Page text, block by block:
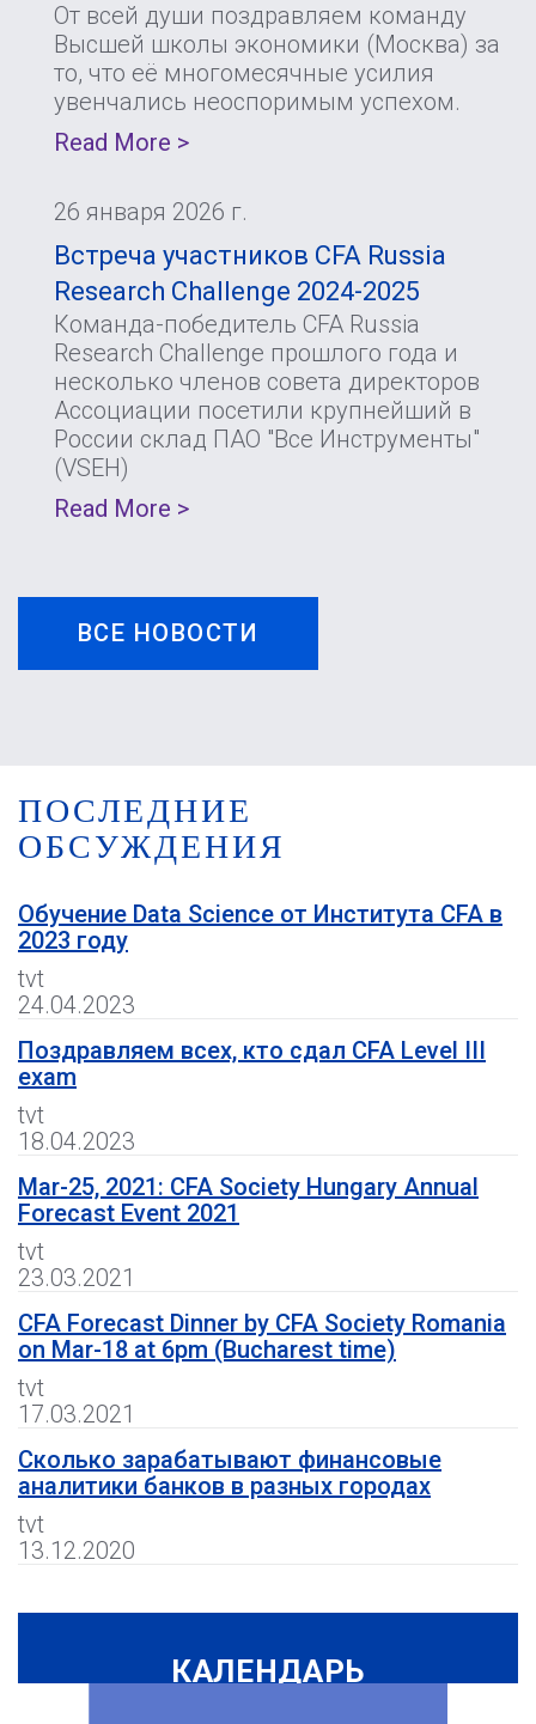
От всей души поздравляем команду
Высшей школы экономики (Москва) за
то, что её многомесячные усилия
увенчались неоспоримым успехом.
Read More >
26 января 2026 г.
Встреча участников CFA Russia
Research Challenge 2024-2025
Команда-победитель CFA Russia
Research Challenge прошлого года и
несколько членов совета директоров
Ассоциации посетили крупнейший в
России склад ПАО "Все Инструменты"
(VSEH)
Read More >
ВСЕ НОВОСТИ
ПОСЛЕДНИЕ
ОБСУЖДЕНИЯ
Обучение Data Science от Института CFA в
2023 году
tvt
24.04.2023
Поздравляем всех, кто сдал CFA Level III
exam
tvt
18.04.2023
Mar-25, 2021: CFA Society Hungary Annual
Forecast Event 2021
tvt
23.03.2021
CFA Forecast Dinner by CFA Society Romania
on Mar-18 at 6pm (Bucharest time)
tvt
17.03.2021
Сколько зарабатывают финансовые
аналитики банков в разных городах
tvt
13.12.2020
КАЛЕНДАРЬ